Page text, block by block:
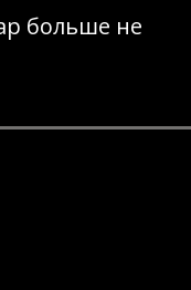
больше не